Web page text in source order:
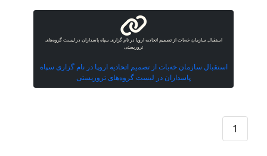
استقبال سازمان خەبات از تصمیم اتحادیه اروپا در نام گزاری سپاه پاسداران در لیست گروەهای
تروریستی
استقبال سازمان خەبات از تصمیم اتحادیه اروپا در نام گزاری سپاه
پاسداران در لیست گروەهای تروریستی
1